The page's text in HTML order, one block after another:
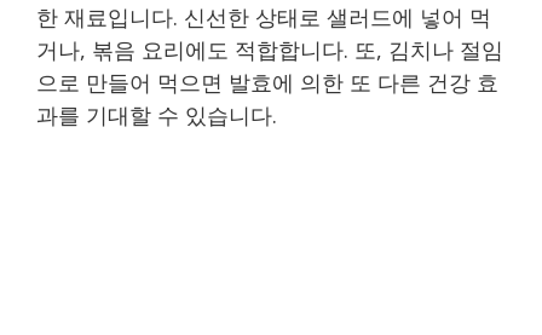
한 재료입니다. 신선한 상태로 샐러드에 넣어 먹
거나, 볶음 요리에도 적합합니다. 또, 김치나 절임
으로 만들어 먹으면 발효에 의한 또 다른 건강 효
과를 기대할 수 있습니다.